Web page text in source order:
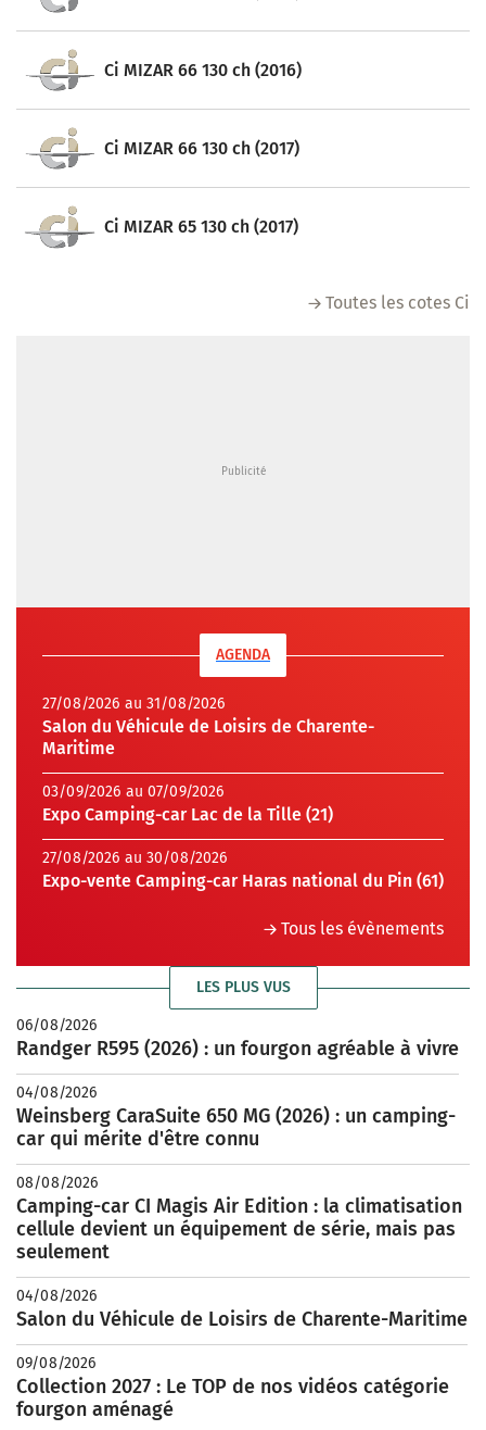
Ci MIZAR 66 130 ch (2016)
Ci MIZAR 66 130 ch (2017)
Ci MIZAR 65 130 ch (2017)
Toutes les cotes Ci
AGENDA
27/08/2026 au 31/08/2026
Salon du Véhicule de Loisirs de Charente-
Maritime
03/09/2026 au 07/09/2026
Expo Camping-car Lac de la Tille (21)
27/08/2026 au 30/08/2026
Expo-vente Camping-car Haras national du Pin (61)
Tous les évènements
LES PLUS VUS
06/08/2026
Randger R595 (2026) : un fourgon agréable à vivre
04/08/2026
Weinsberg CaraSuite 650 MG (2026) : un camping-
car qui mérite d'être connu
08/08/2026
Camping-car CI Magis Air Edition : la climatisation
cellule devient un équipement de série, mais pas
seulement
04/08/2026
Salon du Véhicule de Loisirs de Charente-Maritime
09/08/2026
Collection 2027 : Le TOP de nos vidéos catégorie
fourgon aménagé